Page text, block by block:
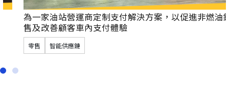
為一家油站營運商定制支付解決方案，以促進非燃油銷
售及改善顧客車內支付體驗
智能供應鏈